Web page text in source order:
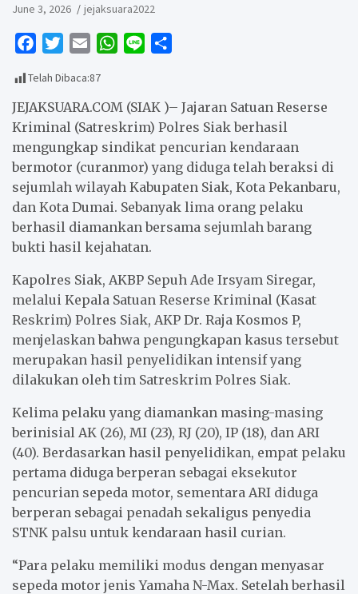
June 3, 2026 jejaksuara2022
c
e
b
o
o
k
i
t
t
e
r
a
i
l
W
t
s
A
p
p
e
r
e
Telah Dibaca:87
JEJAKSUARA.COM (SIAK )– Jajaran Satuan Reserse
Kriminal (Satreskrim) Polres Siak berhasil
mengungkap sindikat pencurian kendaraan
bermotor (curanmor) yang diduga telah beraksi di
sejumlah wilayah Kabupaten Siak, Kota Pekanbaru,
dan Kota Dumai. Sebanyak lima orang pelaku
berhasil diamankan bersama sejumlah barang
bukti hasil kejahatan.
Kapolres Siak, AKBP Sepuh Ade Irsyam Siregar,
melalui Kepala Satuan Reserse Kriminal (Kasat
Reskrim) Polres Siak, AKP Dr. Raja Kosmos P,
menjelaskan bahwa pengungkapan kasus tersebut
merupakan hasil penyelidikan intensif yang
dilakukan oleh tim Satreskrim Polres Siak.
Kelima pelaku yang diamankan masing-masing
berinisial AK (26), MI (23), RJ (20), IP (18), dan ARI
(40). Berdasarkan hasil penyelidikan, empat pelaku
pertama diduga berperan sebagai eksekutor
pencurian sepeda motor, sementara ARI diduga
berperan sebagai penadah sekaligus penyedia
STNK palsu untuk kendaraan hasil curian.
“Para pelaku memiliki modus dengan menyasar
sepeda motor jenis Yamaha N-Max. Setelah berhasil